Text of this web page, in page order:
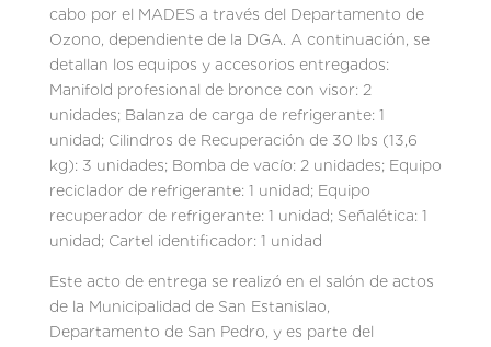
cabo por el MADES a través del Departamento de
Ozono, dependiente de la DGA. A continuación, se
detallan los equipos y accesorios entregados:
Manifold profesional de bronce con visor: 2
unidades; Balanza de carga de refrigerante: 1
unidad; Cilindros de Recuperación de 30 lbs (13,6
kg): 3 unidades; Bomba de vacío: 2 unidades; Equipo
reciclador de refrigerante: 1 unidad; Equipo
recuperador de refrigerante: 1 unidad; Señalética: 1
unidad; Cartel identificador: 1 unidad
Este acto de entrega se realizó en el salón de actos
de la Municipalidad de San Estanislao,
Departamento de San Pedro, y es parte del